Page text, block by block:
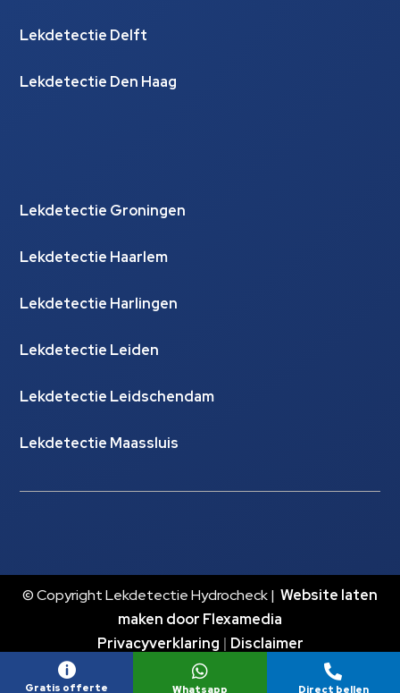
Lekdetectie Delft
Lekdetectie Den Haag
Lekdetectie Groningen
Lekdetectie Haarlem
Lekdetectie Harlingen
Lekdetectie Leiden
Lekdetectie Leidschendam
Lekdetectie Maassluis
© Copyright Lekdetectie Hydrocheck | Website laten
maken door Flexamedia
Privacyverklaring | Disclaimer

Gratis offerte

Whatsapp

Direct bellen